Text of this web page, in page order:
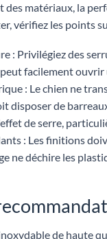
des matériaux, la
vérifiez les points
: Privilégiez des
facilement ouvrir
: Le chien ne
disposer de
de serre,
: Les finitions
ne déchire les
de haute